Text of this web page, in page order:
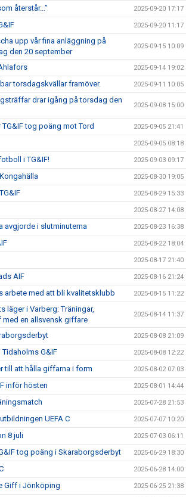
återstår...” 2025-09-20 17:17
2025-09-20 11:17
upp vår fina anläggning på
den 20 september
2025-09-15 10:09
2025-09-14 19:02
torsdagskvällar framöver. 2025-09-11 10:05
drar igång på torsdag den
2025-09-08 15:00
tog poäng mot Tord 2025-09-05 21:41
2025-09-05 08:18
i TG&IF! 2025-09-03 09:17
2025-08-30 19:05
2025-08-29 15:33
2025-08-27 14:08
avgjorde i slutminuterna 2025-08-23 16:38
2025-08-22 18:04
2025-08-17 21:40
AIF 2025-08-16 21:24
arbete med att bli kvalitetsklubb 2025-08-15 11:22
läger i Varberg: Träningar,
en allsvensk giffare
2025-08-14 11:37
2025-08-08 21:09
G&IF 2025-08-08 12:22
till att hålla giffarna i form 2025-08-02 07:03
inför hösten 2025-08-01 14:44
2025-07-28 21:53
UEFA C 2025-07-07 10:20
8 juli 2025-07-03 06:11
tog poäng i Skaraborgsderbyt 2025-06-29 18:30
2025-06-28 14:00
Giff i Jönköping 2025-06-25 21:38